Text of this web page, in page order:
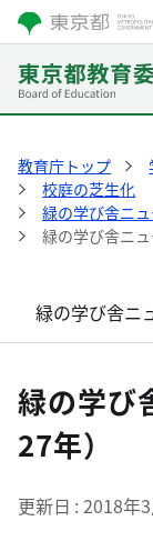
教育庁トップ
校庭の芝生化
緑の学び舎ニ
緑の学び舎ニ
緑の学び舎ニ
緑の学び
27年）
更新日 2018年